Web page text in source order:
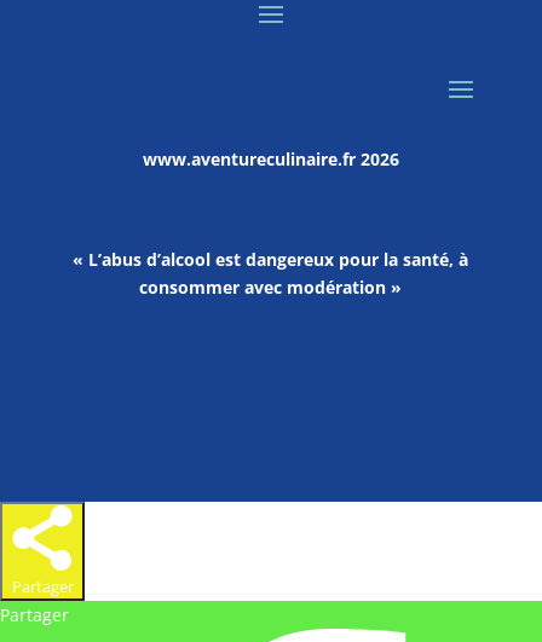
www.aventureculinaire.fr2026
« L’abus d’alcool est dangereux pour la santé, à
consommer avec modération »
Partager
Partager